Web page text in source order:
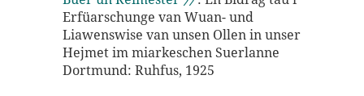
Erfüarschunge van Wuan- und
Liawenswise van unsen Ollen in unser
Hejmet im miarkeschen Suerlanne
Dortmund: Ruhfus, 1925